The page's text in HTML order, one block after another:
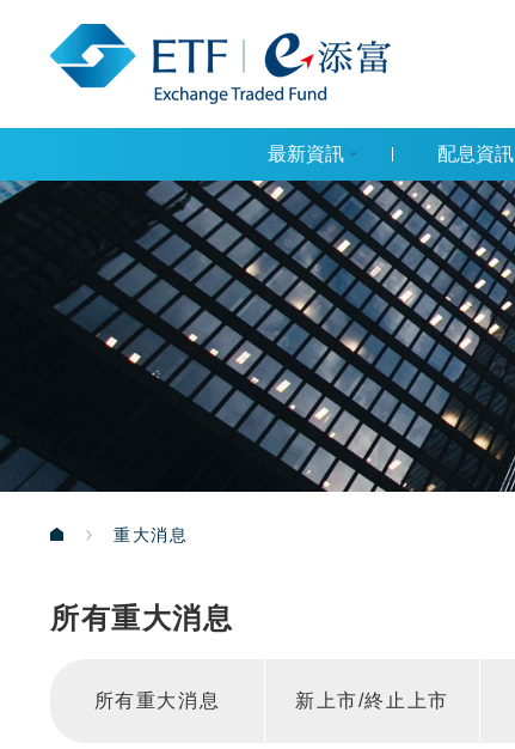
最新資訊 配息資訊
重大消息
所有重大消息
所有重大消息 新上市/終止上市